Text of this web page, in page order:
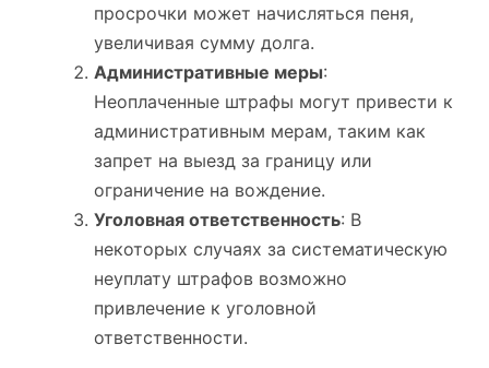
просрочки может начисляться пеня,
увеличивая сумму долга.
Административные меры:
Неоплаченные штрафы могут привести к
административным мерам, таким как
запрет на выезд за границу или
ограничение на вождение.
Уголовная ответственность: В
некоторых случаях за систематическую
неуплату штрафов возможно
привлечение к уголовной
ответственности.